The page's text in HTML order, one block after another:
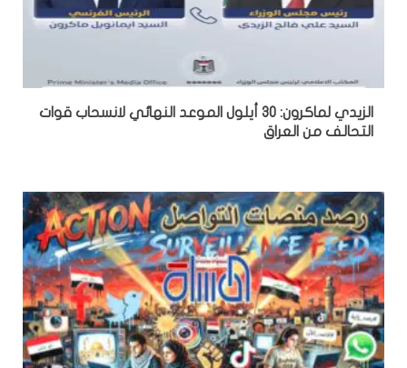
الزيدي لماكرون: 30 أيلول الموعد النهائي لانسحاب قوات
التحالف من العراق